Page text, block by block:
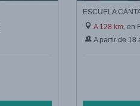
ESCUELA
A 128 km,en
A partir de 18